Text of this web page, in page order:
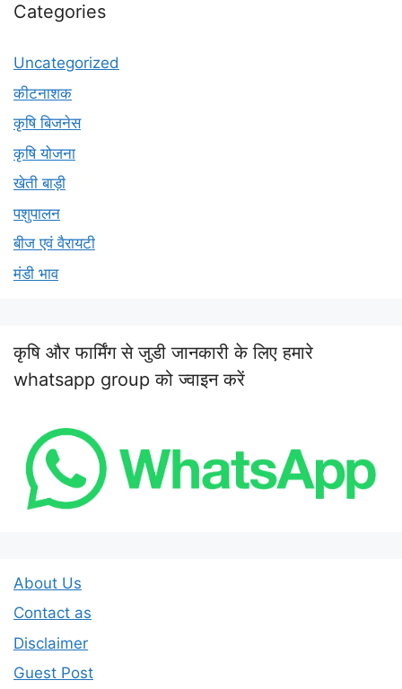
Categories
Uncategorized
कीटनाशक
कृषि बिजनेस
कृषि योजना
खेती बाड़ी
पशुपालन
बीज एवं वैरायटी
मंडी भाव
कृषि और फार्मिंग से जुडी जानकारी के लिए हमारे
whatsapp group को ज्वाइन करें
About Us
Contact as
Disclaimer
Guest Post